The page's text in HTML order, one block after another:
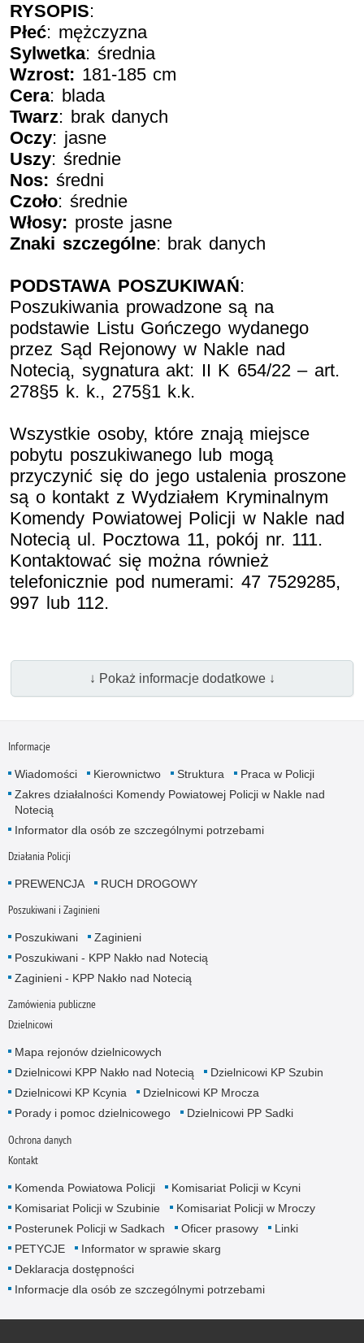
RYSOPIS:
Płeć: mężczyzna
Sylwetka: średnia
Wzrost: 181-185 cm
Cera: blada
Twarz: brak danych
Oczy: jasne
Uszy: średnie
Nos: średni
Czoło: średnie
Włosy: proste jasne
Znaki szczególne: brak danych
PODSTAWA POSZUKIWAŃ:
Poszukiwania prowadzone są na
podstawie Listu Gończego wydanego
przez Sąd Rejonowy w Nakle nad
Notecią, sygnatura akt: II K 654/22 – art.
278§5 k. k., 275§1 k.k.
Wszystkie osoby, które znają miejsce
pobytu poszukiwanego lub mogą
przyczynić się do jego ustalenia proszone
są o kontakt z Wydziałem Kryminalnym
Komendy Powiatowej Policji w Nakle nad
Notecią ul. Pocztowa 11, pokój nr. 111.
Kontaktować się można również
telefonicznie pod numerami: 47 7529285,
997 lub 112.
↓ Pokaż informacje dodatkowe ↓
Informacje
Wiadomości Kierownictwo Struktura
Praca w Policji
Zakres działalności Komendy Powiatowej Policji w Nakle nad
Notecią
Informator dla osób ze szczególnymi potrzebami
Działania Policji
PREWENCJA RUCH DROGOWY
Poszukiwani i Zaginieni
Poszukiwani
Zaginieni
Poszukiwani - KPP Nakło nad Notecią
Zaginieni - KPP Nakło nad Notecią
Zamówienia publiczne
Dzielnicowi
Mapa rejonów dzielnicowych
Dzielnicowi KPP Nakło nad Notecią
Dzielnicowi KP Szubin
Dzielnicowi KP Kcynia
Dzielnicowi KP Mrocza
Porady i pomoc dzielnicowego
Dzielnicowi PP Sadki
Ochrona danych
Kontakt
Komenda Powiatowa Policji
Komisariat Policji w Kcyni
Komisariat Policji w Szubinie
Komisariat Policji w Mroczy
Posterunek Policji w Sadkach
Oficer prasowy
Linki
PETYCJE
Informator w sprawie skarg
Deklaracja dostępności
Informacje dla osób ze szczególnymi potrzebami